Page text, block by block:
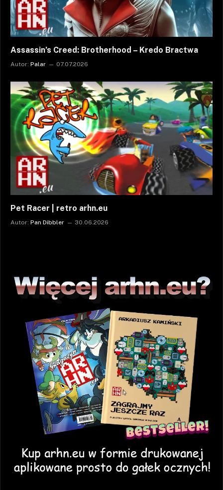
Assassin’s Creed: Brotherhood – Kredo Bractwa
Autor: Palar 07.07.2026
Pet Racer | retro arhn.eu
Autor: Pan Dibbler 30.06.2026